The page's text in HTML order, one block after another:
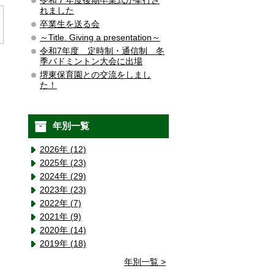
れました
卒業生を送る会
～Title. Giving a presentation～
令和7年度 定時制・通信制 冬
季バドミントン大会に出場
堺東保育園との交流をしまし
た！
年別一覧
2026年 (12)
2025年 (23)
2024年 (29)
2023年 (23)
2022年 (7)
2021年 (9)
2020年 (14)
2019年 (18)
年別一覧 >